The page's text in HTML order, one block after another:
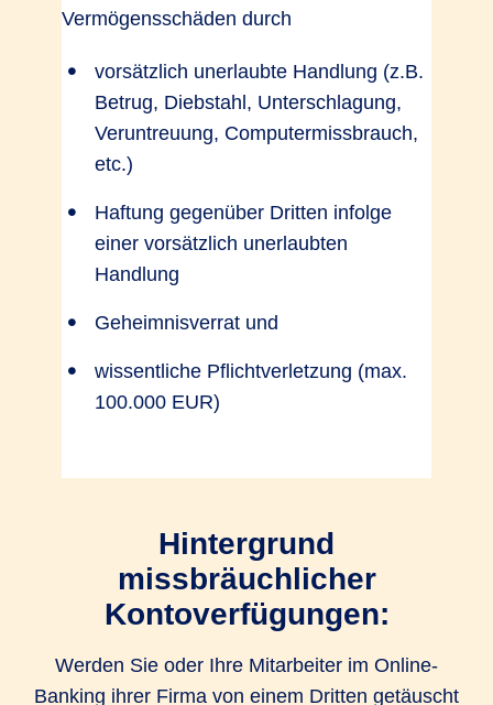
Vermögensschäden durch
vorsätzlich unerlaubte Handlung (z.B.
Betrug, Diebstahl, Unterschlagung,
Veruntreuung, Computermissbrauch,
etc.)
Haftung gegenüber Dritten infolge
einer vorsätzlich unerlaubten
Handlung
Geheimnisverrat und
wissentliche Pflichtverletzung (max.
100.000 EUR)
Hintergrund
missbräuchlicher
Kontoverfügungen:
Werden Sie oder Ihre Mitarbeiter im Online-
Banking ihrer Firma von einem Dritten getäuscht